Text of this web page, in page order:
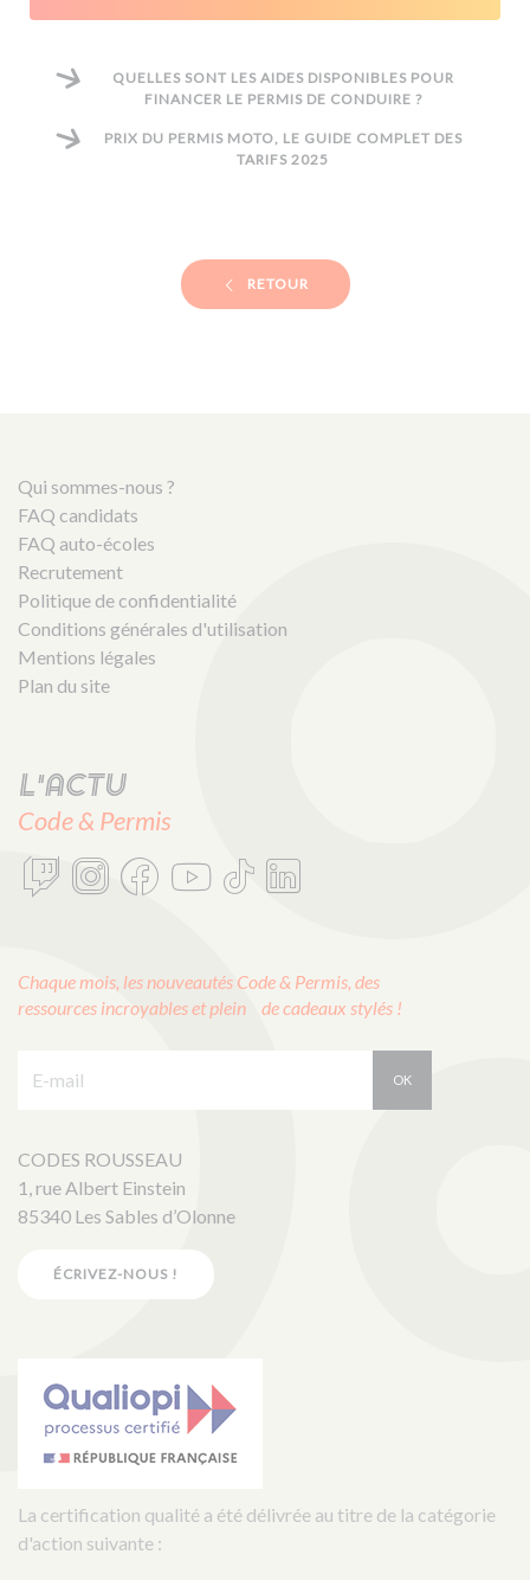
QUELLES SONT LES AIDES DISPONIBLES POUR
FINANCER LE PERMIS DE CONDUIRE ?
PRIX DU PERMIS MOTO, LE GUIDE COMPLET DES
TARIFS 2025
RETOUR
Qui sommes-nous ?
FAQ candidats
FAQ auto-écoles
Recrutement
Politique de confidentialité
Conditions générales d'utilisation
Mentions légales
Plan du site
L'actu
Code & Permis
Chaque mois, les nouveautés Code & Permis, des
ressources incroyables et plein de cadeaux stylés !
OK
CODES ROUSSEAU
1, rue Albert Einstein
85340 Les Sables d’Olonne
ÉCRIVEZ-NOUS !
La certification qualité a été délivrée au titre de la catégorie
d'action suivante :